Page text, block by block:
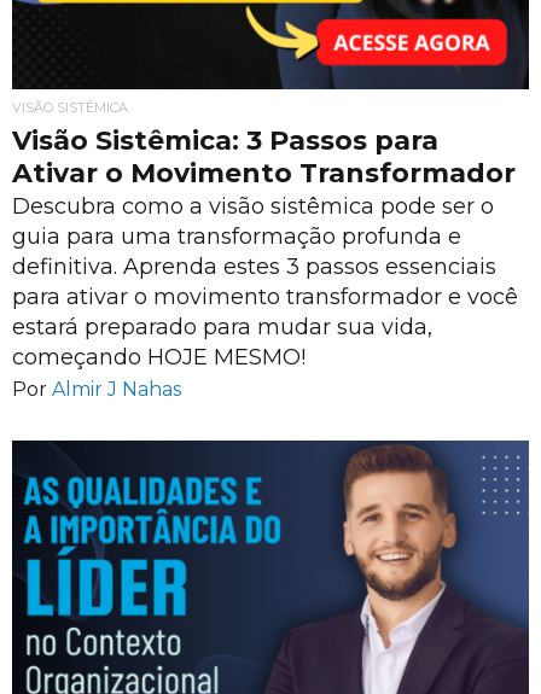
VISÃO SISTÊMICA
Visão Sistêmica: 3 Passos para
Ativar o Movimento Transformador
Descubra como a visão sistêmica pode ser o
guia para uma transformação profunda e
definitiva. Aprenda estes 3 passos essenciais
para ativar o movimento transformador e você
estará preparado para mudar sua vida,
começando HOJE MESMO!
Por Almir J Nahas